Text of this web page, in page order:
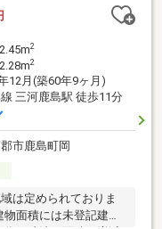
2
2
12月(築60年9ヶ月)
三河鹿島駅 徒歩11分
市鹿島町岡
は定められておりま
面積には未登記建物